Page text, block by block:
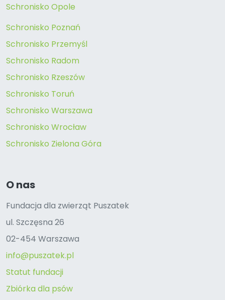
Schronisko Opole
Schronisko Poznań
Schronisko Przemyśl
Schronisko Radom
Schronisko Rzeszów
Schronisko Toruń
Schronisko Warszawa
Schronisko Wrocław
Schronisko Zielona Góra
O nas
Fundacja dla zwierząt Puszatek
ul. Szczęsna 26
02-454 Warszawa
info@puszatek.pl
Statut fundacji
Zbiórka dla psów